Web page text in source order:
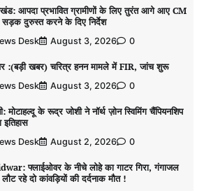
आपदा प्रभावित ग्रामीणों के लिए तुरंत आगे आए CM
सड़क दुरुस्त करने के दिए निर्देश
Desk August 3, 2026 0
:(बड़ी खबर) चरित्र हनन मामले में FIR, जांच शुरू
Desk August 3, 2026 0
मोटाहल्दू के रूद्र जोशी ने नॉर्थ ज़ोन स्विमिंग चैंपियनशिप
इतिहास
Desk August 2, 2026 0
फ्लाईओवर के नीचे लोहे का गाटर गिरा, गंगाजल
रहे दो कांवड़ियों की दर्दनाक मौत !